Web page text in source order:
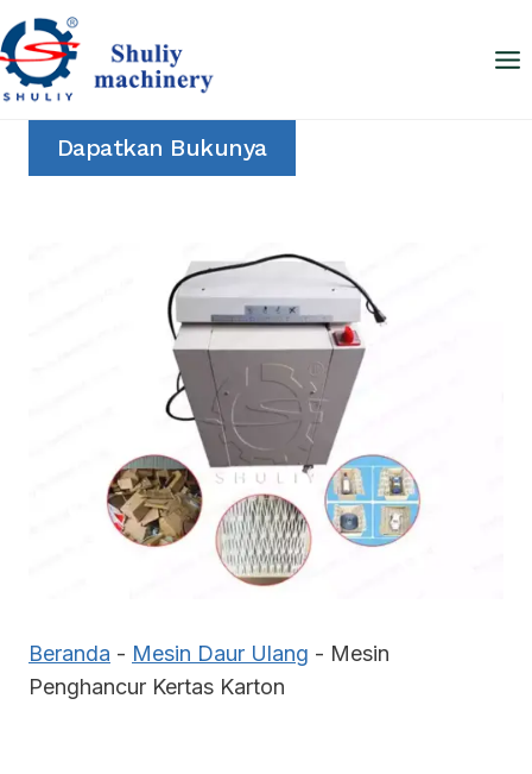
Skip
to
content
Dapatkan Bukunya
Beranda - Mesin Daur Ulang - Mesin
Penghancur Kertas Karton